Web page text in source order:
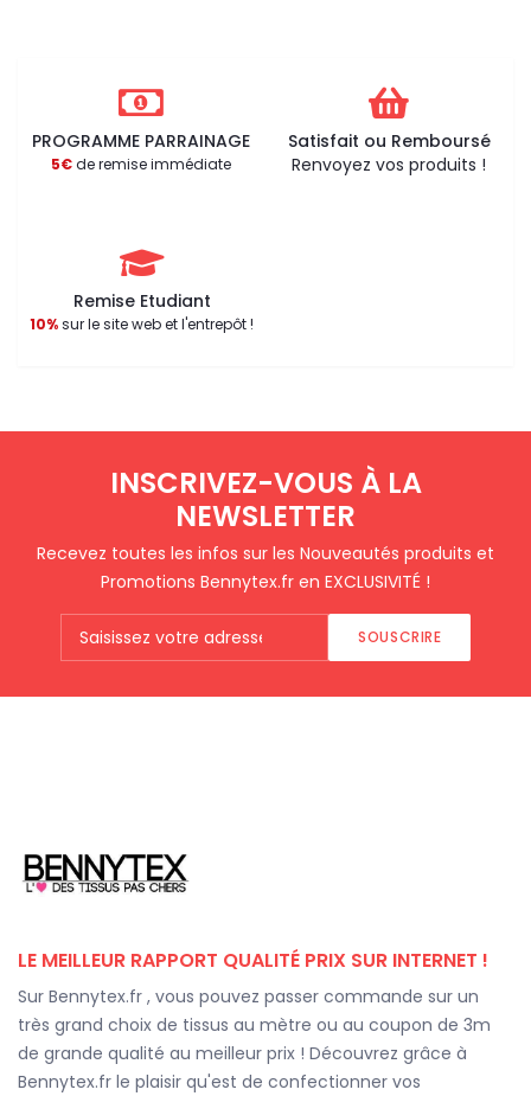
PROGRAMME PARRAINAGE
5€de remise immédiate
Satisfait ou Remboursé
Renvoyez vos produits !
Remise Etudiant
10%sur le site web et l'entrepôt !
INSCRIVEZ-VOUS À LA
NEWSLETTER
Recevez toutes les infos sur les Nouveautés produits et
Promotions Bennytex.fr en EXCLUSIVITÉ !
SOUSCRIRE
LE MEILLEUR RAPPORT QUALITÉ PRIX SUR INTERNET !
Sur Bennytex.fr , vous pouvez passer commande sur un
très grand choix de tissus au mètre ou au coupon de 3m
de grande qualité au meilleur prix ! Découvrez grâce à
Bennytex.fr le plaisir qu'est de confectionner vos